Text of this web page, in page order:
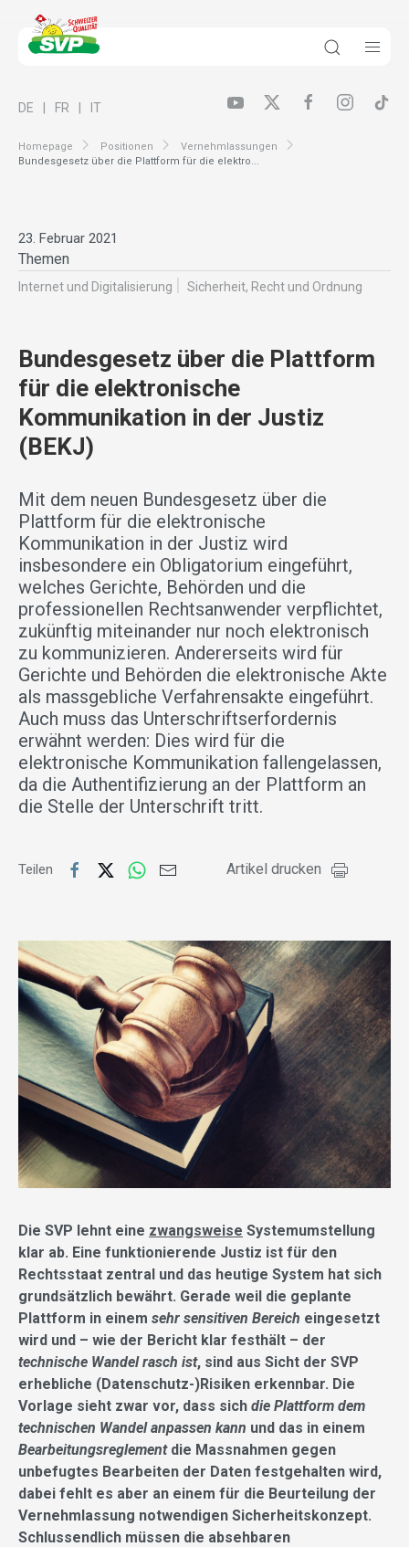
Homepage Positionen
Vernehmlassungen
Bundesgesetz über die Plattform für die elektro...
DE FR IT
23. Februar 2021
Themen
Internet und Digitalisierung Sicherheit, Recht und Ordnung
Bundesgesetz über die Plattform
für die elektronische
Kommunikation in der Justiz
(BEKJ)
Mit dem neuen Bundesgesetz über die
Plattform für die elektronische
Kommunikation in der Justiz wird
insbesondere ein Obligatorium eingeführt,
welches Gerichte, Behörden und die
professionellen Rechtsanwender verpflichtet,
zukünftig miteinander nur noch elektronisch
zu kommunizieren. Andererseits wird für
Gerichte und Behörden die elektronische Akte
als massgebliche Verfahrensakte eingeführt.
Auch muss das Unterschriftserfordernis
erwähnt werden: Dies wird für die
elektronische Kommunikation fallengelassen,
da die Authentifizierung an der Plattform an
die Stelle der Unterschrift tritt.
Teilen Artikel drucken
Die SVP lehnt eine zwangsweise Systemumstellung
klar ab. Eine funktionierende Justiz ist für den
Rechtsstaat zentral und das heutige System hat sich
grundsätzlich bewährt. Gerade weil die geplante
Plattform in einem sehr sensitiven Bereich eingesetzt
wird und – wie der Bericht klar festhält – der
technische Wandel rasch ist, sind aus Sicht der SVP
erhebliche (Datenschutz-)Risiken erkennbar. Die
Vorlage sieht zwar vor, dass sich die Plattform dem
technischen Wandel anpassen kann und das in einem
Bearbeitungsreglementdie Massnahmen gegen
unbefugtes Bearbeiten der Daten festgehalten wird,
dabei fehlt es aber an einem für die Beurteilung der
Vernehmlassung notwendigen Sicherheitskonzept.
Schlussendlich müssen die absehbaren